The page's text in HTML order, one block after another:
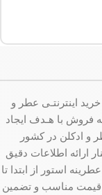
اینترنتـی عطر و
با بیش از 20 سال سابقه فروش با هـدف ایجاد
و ادکلن در کشور
ارائه اطلاعات دقیق
استور از ابتدا تا
قیمت مناسب و تضمین